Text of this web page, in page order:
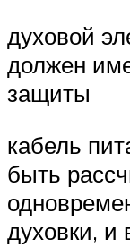
духовой
должен
защиты
кабель
быть
духовки, и